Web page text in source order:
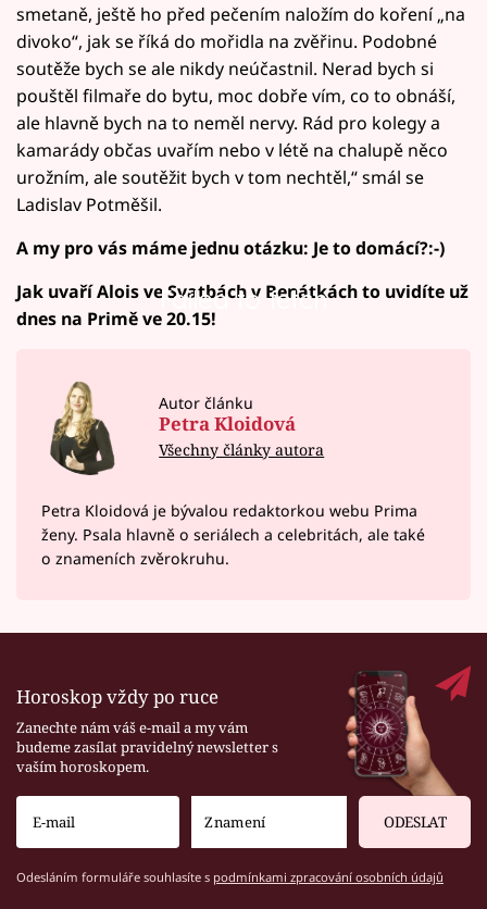
smetaně, ještě ho před pečením naložím do koření „na
divoko“, jak se říká do mořidla na zvěřinu. Podobné
soutěže bych se ale nikdy neúčastnil. Nerad bych si
pouštěl filmaře do bytu, moc dobře vím, co to obnáší,
ale hlavně bych na to neměl nervy. Rád pro kolegy a
kamarády občas uvařím nebo v létě na chalupě něco
urožním, ale soutěžit bych v tom nechtěl,“ smál se
Ladislav Potměšil.
A my pro vás máme jednu otázku: Je to domácí?:-)
Failed to fetch
Jak uvaří Alois ve Svatbách v Benátkách to uvidíte už
dnes na Primě ve 20.15!
Autor článku
Petra Kloidová
Všechny články autora
Petra Kloidová je bývalou redaktorkou webu Prima
ženy. Psala hlavně o seriálech a celebritách, ale také
o znameních zvěrokruhu.
Horoskop vždy po ruce
Zanechte nám váš e-mail a my vám
budeme zasílat pravidelný newsletter s
vaším horoskopem.
ODESLAT
Odesláním formuláře souhlasíte s podmínkami zpracování osobních údajů